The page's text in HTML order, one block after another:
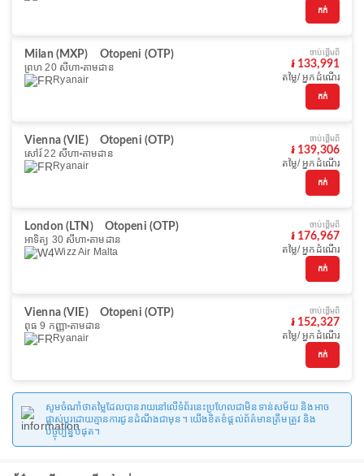
កក់
Milan (MXP)
Otopeni (OTP)
ព្រហ 20 សីហា តាមដាន
Ryanair
ចាប់ផ្ដើមពី
៛ 133,991
តម្លៃ/ អ្នកដំណើរ
កក់
Vienna (VIE)
Otopeni (OTP)
សៅរ៍ 22 សីហា តាមដាន
Ryanair
ចាប់ផ្ដើមពី
៛ 139,306
តម្លៃ/ អ្នកដំណើរ
កក់
London (LTN)
Otopeni (OTP)
អាទិត្យ 30 សីហា តាមដាន
Wizz Air Malta
ចាប់ផ្ដើមពី
៛ 176,967
តម្លៃ/ អ្នកដំណើរ
កក់
Vienna (VIE)
Otopeni (OTP)
ពុធ 9 កញ្ញា តាមដាន
Ryanair
ចាប់ផ្ដើមពី
៛ 152,327
តម្លៃ/ អ្នកដំណើរ
កក់
សូមចំណាំថាតម្លៃដែលបានរាយនៅលើទំព័រនេះប្រហែលជាមិនទាន់សម័យ និងអាច
ផ្លាស់ប្តូរដោយគ្មានការជូនដំណឹងជាមុន។ យើងខិតខំផ្តល់ព័ត៌មានត្រឹមត្រូវ និង
បច្ចុប្បន្នបំផុត។